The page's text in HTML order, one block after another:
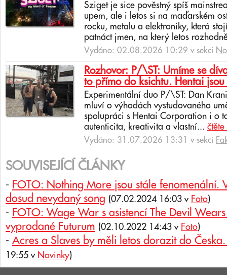
Sziget je sice pověstný spíš
upem, ale i letos si na maďarském
rocku, metalu a elektroniky, která
patnáct jmen, na který letos
Vydáno: 02.08.2026 10:29 v sekci
Rozhovor: P/\ST: Umíme se
to přímo do ksichtu. Hentai
Experimentální duo P/\ST: Dan
mluví o výhodách vystudovaného
spolupráci s Hentai Corporation i o
autenticita, kreativita a vlastní...
Vydáno: 31.07.2026 13:31 v sekci
SOUVISEJÍCÍ ČLÁNKY
- FOTO: Nothing More jsou stále fenomenální.
dosud nevydaný song (07.02.2024 16:03 v Foto)
- FOTO: Wage War s asistencí The Devil
vyprodané Futurum (02.10.2022 14:43 v Foto)
- Acres a Slaves by měli letos dorazit do
19:55 v Novinky)